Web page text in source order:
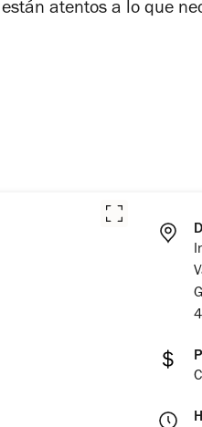
atentos a lo que